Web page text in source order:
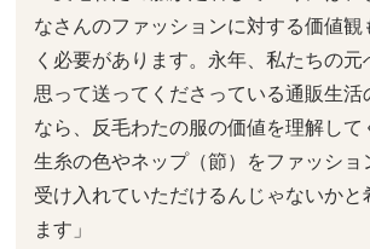
なさんのファッションに対する価値観
く必要があります。永年、私たちの元
思って送ってくださっている通販生活
なら、反毛わたの服の価値を理解して
生糸の色やネップ（節）をファッショ
受け入れていただけるんじゃないかと
ます」